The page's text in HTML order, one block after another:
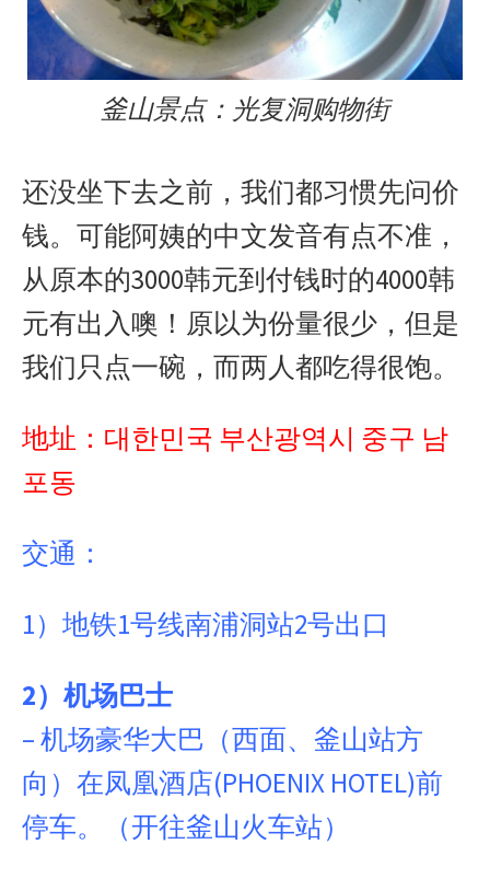
釜山景点：光复洞购物街
还没坐下去之前，我们都习惯先问价
钱。可能阿姨的中文发音有点不准，
从原本的3000韩元到付钱时的4000韩
元有出入噢！原以为份量很少，但是
我们只点一碗，而两人都吃得很饱。
地址：대한민국 부산광역시 중구 남
포동
交通：
1）地铁1号线南浦洞站2号出口
2）机场巴士
– 机场豪华大巴（西面、釜山站方
向）在凤凰酒店(PHOENIX HOTEL)前
停车。（开往釜山火车站）